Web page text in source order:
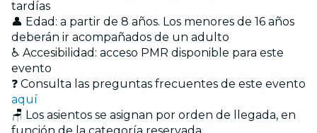
tardías
👤 Edad: a partir de 8 años. Los menores de 16 años
deberán ir acompañados de un adulto
♿ Accesibilidad: acceso PMR disponible para este
evento
❓ Consulta las preguntas frecuentes de este evento
aquí
🪑 Los asientos se asignan por orden de llegada, en
función de la categoría reservada